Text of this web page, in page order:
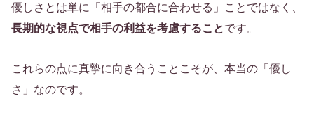
優しさとは単に「相手の都合に合わせる」ことではなく、
長期的な視点で相手の利益を考慮することです。
これらの点に真摯に向き合うことこそが、本当の「優し
さ」なのです。